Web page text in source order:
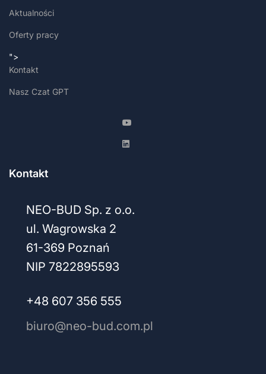
Aktualności
Oferty pracy
">
Kontakt
Nasz Czat GPT
Kontakt
NEO-BUD Sp. z o.o.
ul. Wagrowska 2
61-369 Poznań
NIP 7822895593
+48 607 356 555
biuro@neo-bud.com.pl